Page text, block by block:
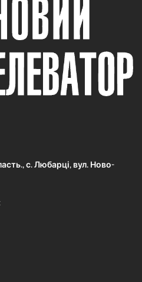
с. Любарці, вул. Ново-